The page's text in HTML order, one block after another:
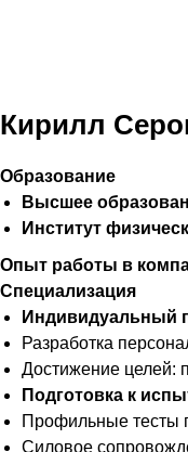
Кирилл
Образование
Высшее
Институт
Опыт работы в
Специализация
Индивидуальный
Разработка
Достижение целей:
Подготовка к
Профильные тесты
Силовое